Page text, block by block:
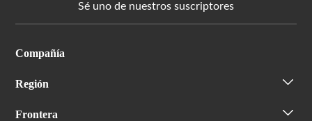
Sé uno de nuestros suscriptores
Compañía
Región
Frontera